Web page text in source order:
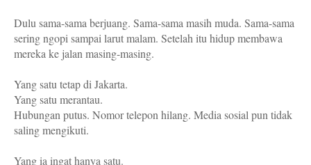
Dulu sama-sama berjuang. Sama-sama masih muda. Sama-sama
sering ngopi sampai larut malam. Setelah itu hidup membawa
mereka ke jalan masing-masing.
Yang satu tetap di Jakarta.
Yang satu merantau.
Hubungan putus. Nomor telepon hilang. Media sosial pun tidak
saling mengikuti.
Yang ia ingat hanya satu.